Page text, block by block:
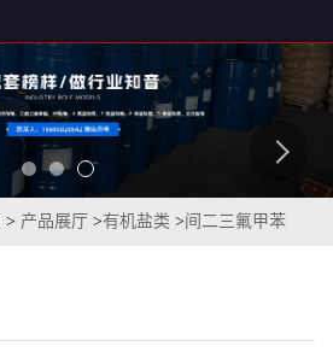
> 产品展厅 >有机盐类 >间二三氟甲苯